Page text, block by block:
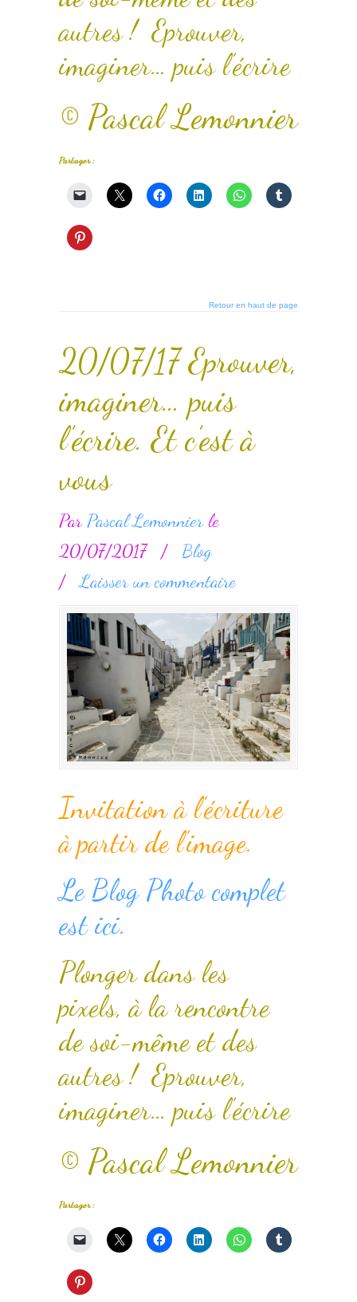
autres ! Eprouver,
imaginer… puis l’écrire
© Pascal Lemonnier
Partager :
Retour en haut de page
20/07/17 Eprouver,
imaginer… puis
l’écrire. Et c’est à
vous
Par Pascal Lemonnierle
20/07/2017
/
Blog
/Laisser un commentaire
Invitation à l’écriture
à partir de l’image.
Le Blog Photo complet
est ici.
Plonger dans les
pixels, à la rencontre
de soi-même et des
autres ! Eprouver,
imaginer… puis l’écrire
© Pascal Lemonnier
Partager :